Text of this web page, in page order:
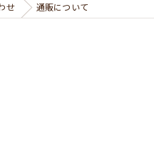
せ 通販について